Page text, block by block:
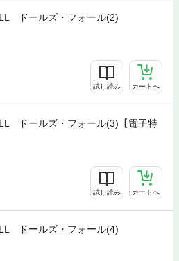
ドールズ・フォール(2)
試し読み カートへ
ドールズ・フォール(3)【電子特
試し読み カートへ
ドールズ・フォール(4)